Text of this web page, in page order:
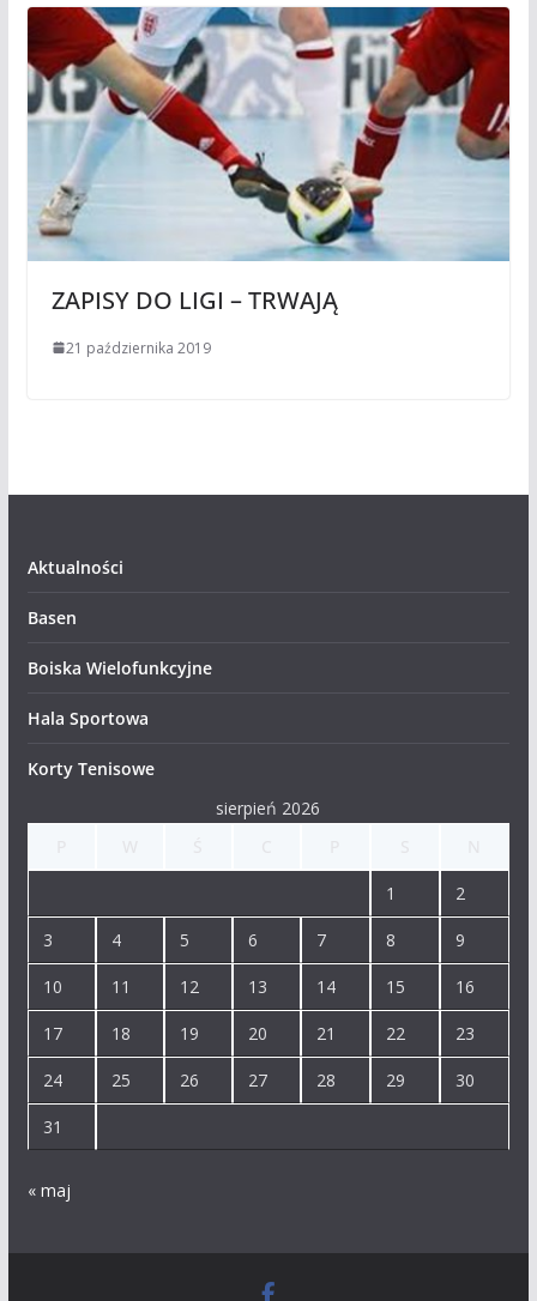
ZAPISY DO LIGI – TRWAJĄ
21 października 2019
Aktualności
Basen
Boiska Wielofunkcyjne
Hala Sportowa
Korty Tenisowe
sierpień 2026
1 2
3 4 5 6 7 8 9
10 11 12 13 14 15 16
17 18 19 20 21 22 23
24 25 26 27 28 29 30
31
« maj